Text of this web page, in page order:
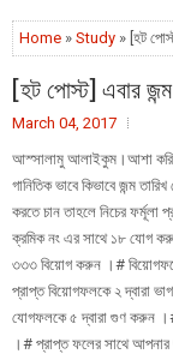
Home » Study » [হট
[হট পোস্ট] এবার
March 04, 2017
আস্সালামু আলাইকুম।আশা
গানিতিক ভাবে কিভাবে জন্ম
করতে চান তাহলে নিচের
ক্রমিক নং এর সাথে ১৮ যোগ
৩৩৩ বিয়োগ করুন ।#
প্রাপ্ত বিয়োগফলকে ২ দ্বারা
যোগফলকে ৫ দ্বারা গুণ করুন
।# প্রাপ্ত ফলের সাথে